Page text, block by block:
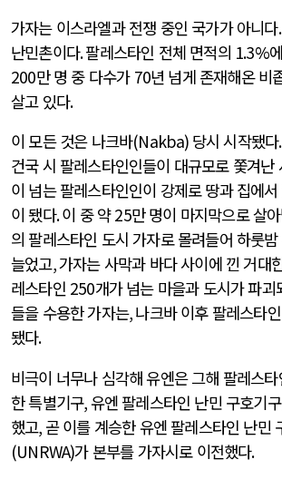
가자는 이스라엘과 전쟁 중인 국가가 아니다.
난민촌이다.팔레스타인 전체 면적의 1.3%
200만 명 중 다수가 70년 넘게 존재해온 비
살고 있다.
이 모든 것은 나크바(Nakba) 당시 시작됐다
건국 시 팔레스타인인들이 대규모로 쫓겨난
이 넘는 팔레스타인인이 강제로 땅과 집에
이 됐다.이 중 약25만 명이 마지막으로 살
의 팔레스타인 도시 가자로 몰려들어 하룻
늘었고,가자는 사막과 바다 사이에 낀 거대
레스타인 250개가 넘는 마을과 도시가 파
들을 수용한 가자는,나크바 이후 팔레스타
됐다.
비극이 너무나 심각해 유엔은 그해 팔레스
한 특별기구,유엔 팔레스타인 난민 구호기구
했고, 곧 이를 계승한 유엔 팔레스타인 난민
(UNRWA)가 본부를 가자시로 이전했다.